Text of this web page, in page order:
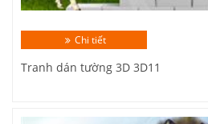
Chi tiết
Tranh dán tường 3D 3D11